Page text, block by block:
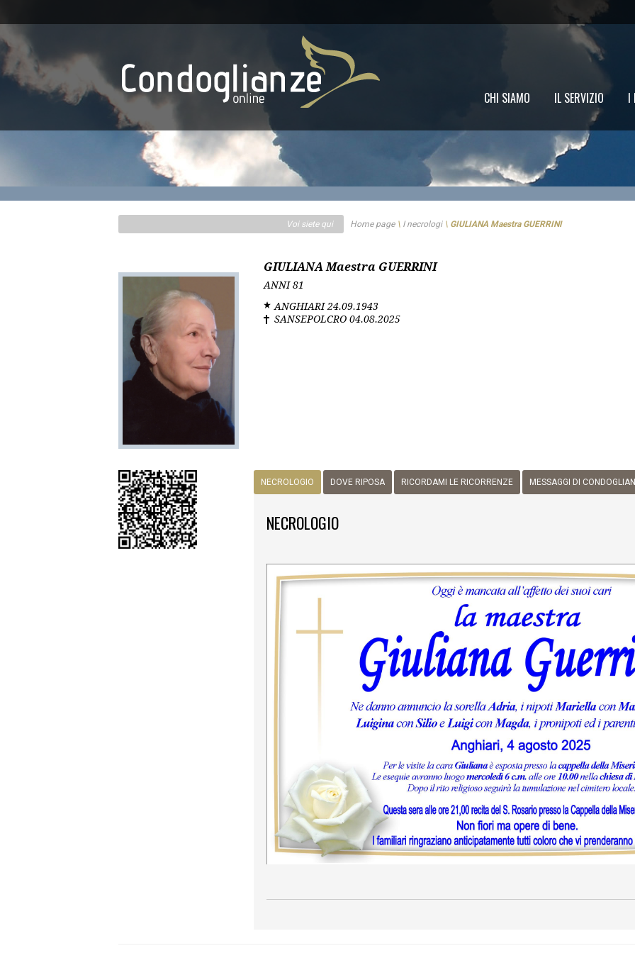
I
IL SERVIZIO
CHI SIAMO
Voi siete qui Home page\ I necrologi\ GIULIANA Maestra GUERRINI
GIULIANA Maestra GUERRINI
ANNI81
ANGHIARI 24.09.1943
SANSEPOLCRO 04.08.2025
NECROLOGIO DOVE RIPOSA RICORDAMI LE RICORRENZE MESSAGGI DI
NECROLOGIO